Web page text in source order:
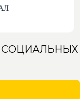
СОЦИАЛЬНЫХ